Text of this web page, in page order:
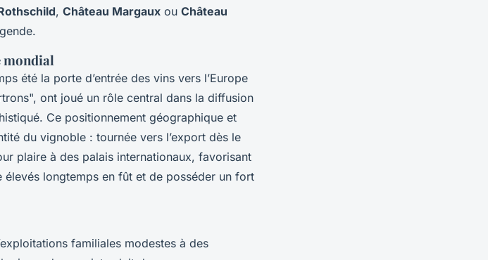
, Château Margaux ou Château
mondial
été la porte d’entrée des vins vers l’Europe
ont joué un rôle central dans la diffusion
Ce positionnement géographique et
du vignoble : tournée vers l’export dès le
plaire à des palais internationaux, favorisant
longtemps en fût et de posséder un fort
familiales modestes à des